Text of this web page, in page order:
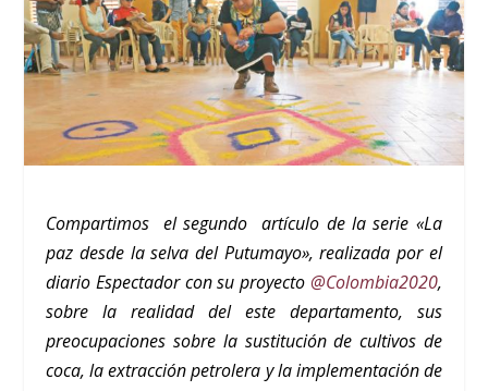
Compartimos el segundo artículo de la serie «La
paz desde la selva del Putumayo», realizada por el
diario Espectador con su proyecto @Colombia2020,
sobre la realidad del este departamento, sus
preocupaciones sobre la sustitución de cultivos de
coca, la extracción petrolera y la implementación de